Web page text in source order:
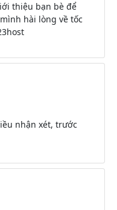
thiệu bạn bè để
hài lòng về tốc
nhận xét, trước